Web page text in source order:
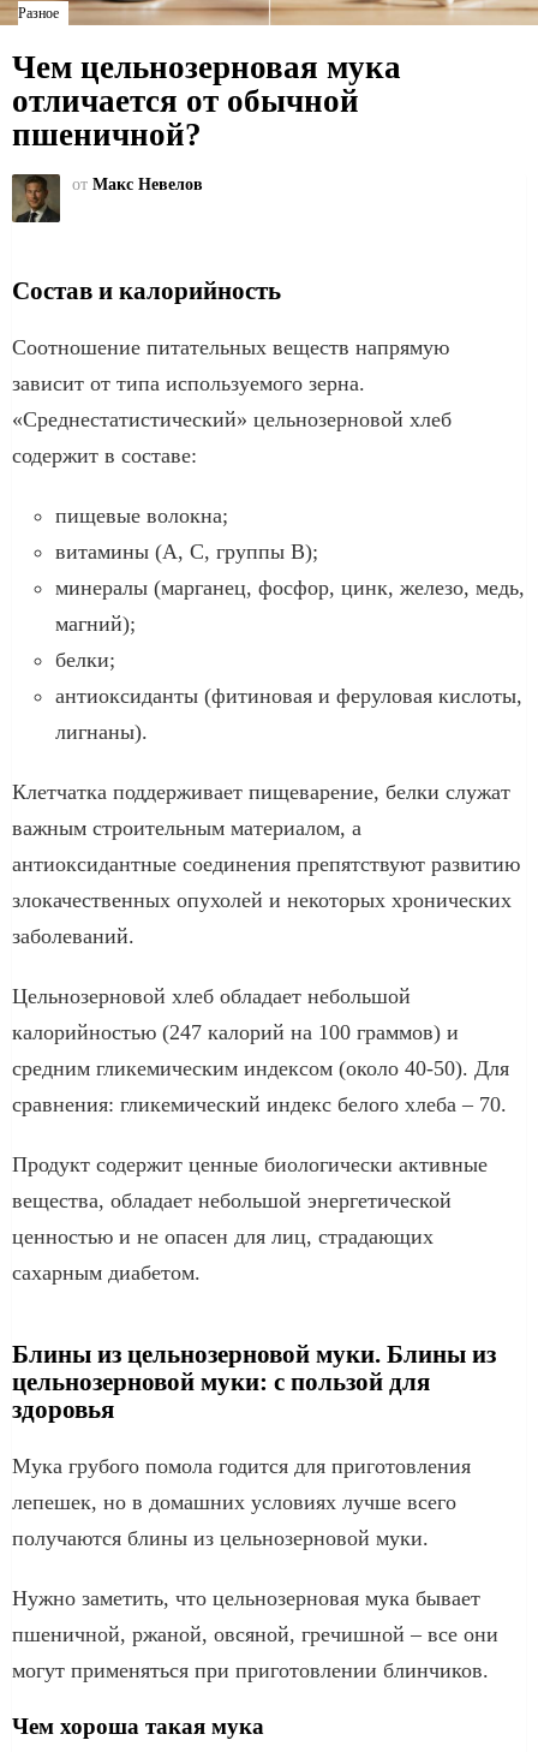
Разное
Чем цельнозерновая мука
отличается от обычной
пшеничной?
от Макс Невелов
Состав и калорийность
Соотношение питательных веществ напрямую
зависит от типа используемого зерна.
«Среднестатистический» цельнозерновой хлеб
содержит в составе:
пищевые волокна;
витамины (A, C, группы B);
минералы (марганец, фосфор, цинк, железо, медь,
магний);
белки;
антиоксиданты (фитиновая и феруловая кислоты,
лигнаны).
Клетчатка поддерживает пищеварение, белки служат
важным строительным материалом, а
антиоксидантные соединения препятствуют развитию
злокачественных опухолей и некоторых хронических
заболеваний.
Цельнозерновой хлеб обладает небольшой
калорийностью (247 калорий на 100 граммов) и
средним гликемическим индексом (около 40-50). Для
сравнения: гликемический индекс белого хлеба – 70.
Продукт содержит ценные биологически активные
вещества, обладает небольшой энергетической
ценностью и не опасен для лиц, страдающих
сахарным диабетом.
Блины из цельнозерновой муки. Блины из
цельнозерновой муки: с пользой для
здоровья
Мука грубого помола годится для приготовления
лепешек, но в домашних условиях лучше всего
получаются блины из цельнозерновой муки.
Нужно заметить, что цельнозерновая мука бывает
пшеничной, ржаной, овсяной, гречишной – все они
могут применяться при приготовлении блинчиков.
Чем хороша такая мука